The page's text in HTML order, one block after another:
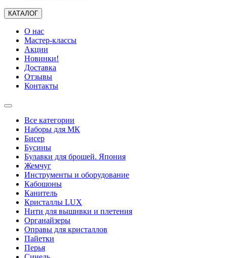
КАТАЛОГ
О нас
Мастер-классы
Акции
Новинки!
Доставка
Отзывы
Контакты
Все категории
Наборы для МК
Бисер
Бусины
Булавки для брошей. Япония
Жемчуг
Инструменты и оборудование
Кабошоны
Канитель
Кристаллы LUX
Нити для вышивки и плетения
Органайзеры
Оправы для кристаллов
Пайетки
Перья